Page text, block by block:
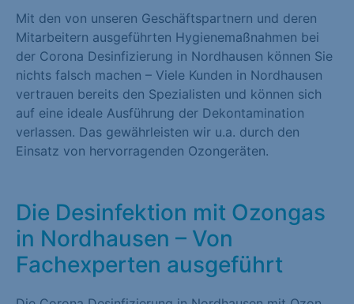
Mit den von unseren Geschäftspartnern und deren
Mitarbeitern ausgeführten Hygienemaßnahmen bei
der Corona Desinfizierung in Nordhausen können Sie
nichts falsch machen – Viele Kunden in Nordhausen
vertrauen bereits den Spezialisten und können sich
auf eine ideale Ausführung der Dekontamination
verlassen. Das gewährleisten wir u.a. durch den
Einsatz von hervorragenden Ozongeräten.
Die Desinfektion mit Ozongas
in Nordhausen – Von
Fachexperten ausgeführt